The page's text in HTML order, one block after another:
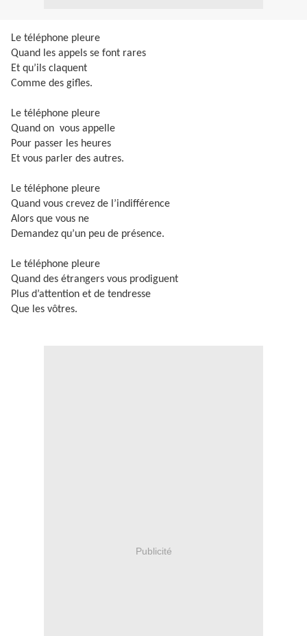
Le téléphone pleure
Quand les appels se font rares
Et qu’ils claquent
Comme des gifles.
Le téléphone pleure
Quand on vous appelle
Pour passer les heures
Et vous parler des autres.
Le téléphone pleure
Quand vous crevez de l’indifférence
Alors que vous ne
Demandez qu’un peu de présence.
Le téléphone pleure
Quand des étrangers vous prodiguent
Plus d’attention et de tendresse
Que les vôtres.
Publicité